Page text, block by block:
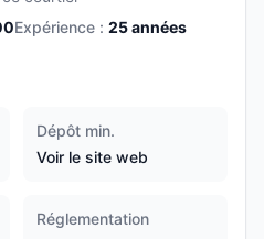
Expérience : 25années
Dépôt min.
Voir le site web
Réglementation